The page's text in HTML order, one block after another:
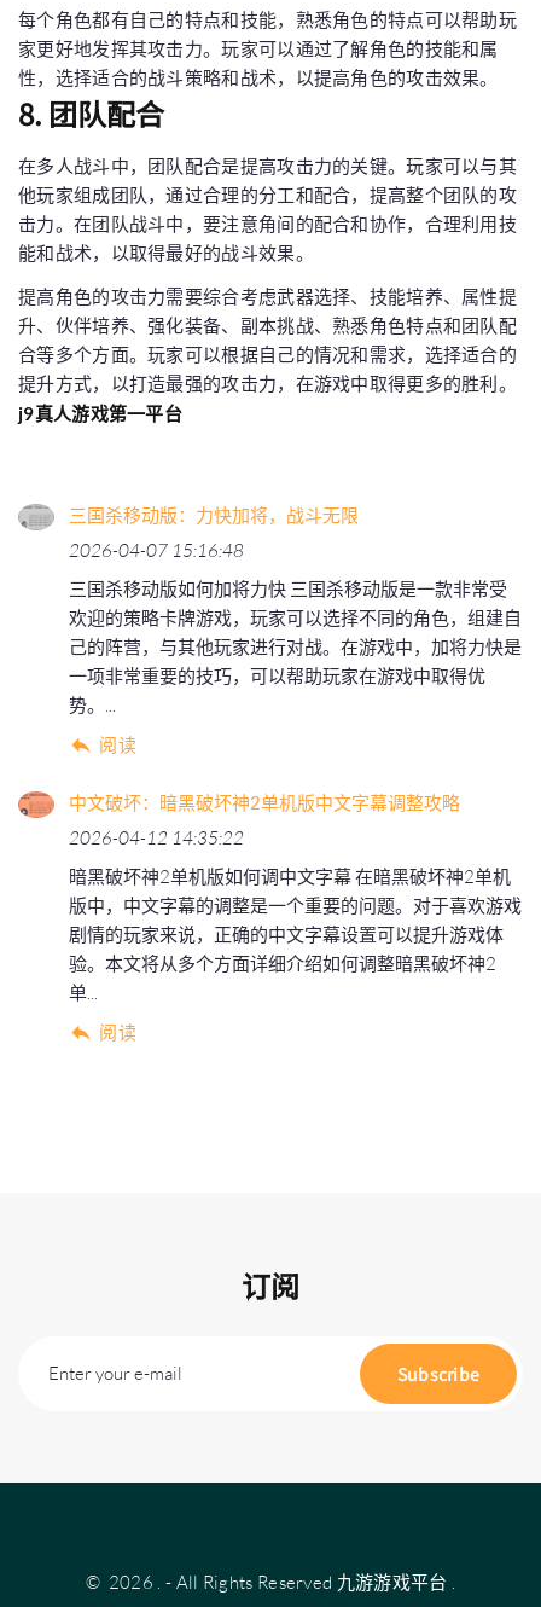
每个角色都有自己的特点和技能，熟悉角色的特点可以帮助玩
家更好地发挥其攻击力。玩家可以通过了解角色的技能和属
性，选择适合的战斗策略和战术，以提高角色的攻击效果。
8. 团队配合
在多人战斗中，团队配合是提高攻击力的关键。玩家可以与其
他玩家组成团队，通过合理的分工和配合，提高整个团队的攻
击力。在团队战斗中，要注意角间的配合和协作，合理利用技
能和战术，以取得最好的战斗效果。
提高角色的攻击力需要综合考虑武器选择、技能培养、属性提
升、伙伴培养、强化装备、副本挑战、熟悉角色特点和团队配
合等多个方面。玩家可以根据自己的情况和需求，选择适合的
提升方式，以打造最强的攻击力，在游戏中取得更多的胜利。
j9真人游戏第一平台
三国杀移动版：力快加将，战斗无限
2026-04-07 15:16:48
三国杀移动版如何加将力快 三国杀移动版是一款非常受
欢迎的策略卡牌游戏，玩家可以选择不同的角色，组建自
己的阵营，与其他玩家进行对战。在游戏中，加将力快是
一项非常重要的技巧，可以帮助玩家在游戏中取得优
势。...
阅读
中文破坏：暗黑破坏神2单机版中文字幕调整攻略
2026-04-12 14:35:22
暗黑破坏神2单机版如何调中文字幕 在暗黑破坏神2单机
版中，中文字幕的调整是一个重要的问题。对于喜欢游戏
剧情的玩家来说，正确的中文字幕设置可以提升游戏体
验。本文将从多个方面详细介绍如何调整暗黑破坏神2
单...
阅读
订阅
Enter your e-mail Subscribe
© 2026 . - All Rights Reserved 九游游戏平台 .